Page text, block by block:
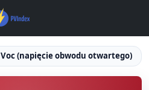
Voc (napięcie obwodu otwartego)